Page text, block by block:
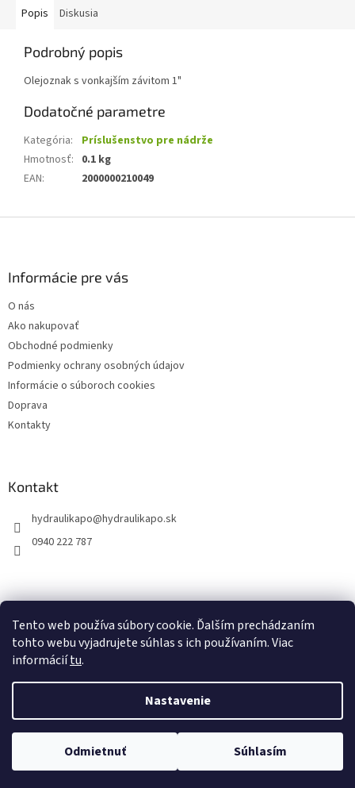
Tento web používa súbory cookie. Ďalším prechádzaním
tohto webu vyjadrujete súhlas s ich používaním. Viac
informáciítu.
Nastavenie
Odmietnuť Súhlasím
Popis Diskusia
Podrobný popis
Olejoznak s vonkajším závitom 1"
Dodatočné parametre
Kategória:
Príslušenstvo pre nádrže
Hmotnosť: 0.1 kg
EAN: 2000000210049
Informácie pre vás
O nás
Ako nakupovať
Obchodné podmienky
Podmienky ochrany osobných údajov
Informácie o súboroch cookies
Doprava
Kontakty
Kontakt
hydraulikapo@hydraulikapo.sk
0940 222 787
Vytvoril Shoptet
Copyright 2026HYDRAULIKA PO . Všetky práva vyhradené.